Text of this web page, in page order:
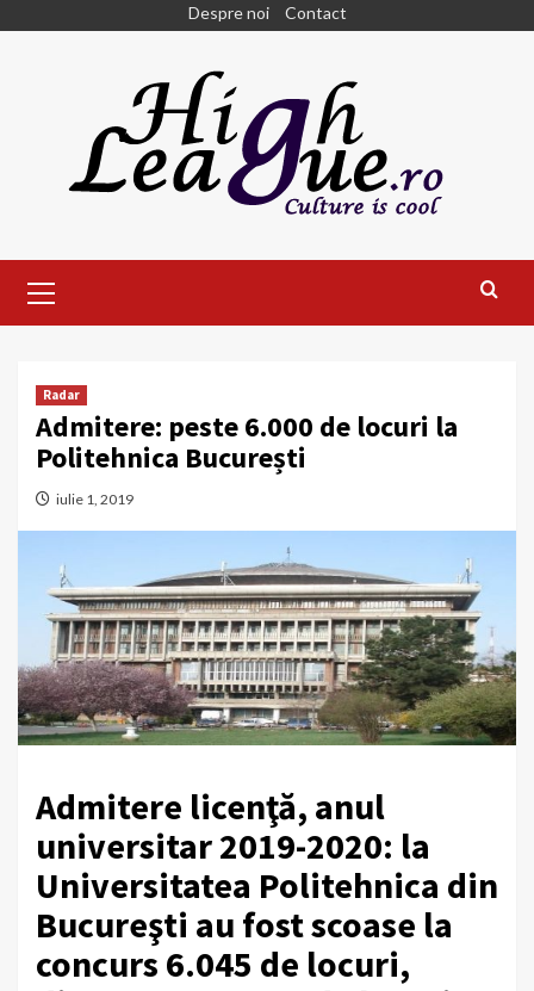
Despre noi Contact
Menu
Radar
Admitere: peste 6.000 de locuri la
Politehnica București
iulie 1, 2019
Admitere licenţă, anul
universitar 2019-2020: la
Universitatea Politehnica din
Bucureşti au fost scoase la
concurs 6.045 de locuri,